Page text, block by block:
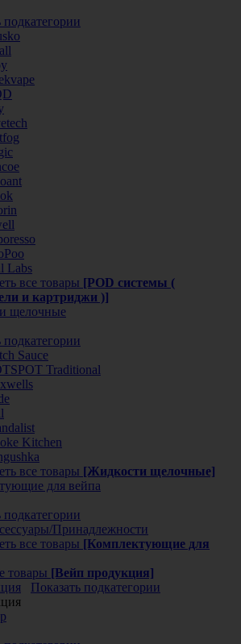
подкатегории
Labs
все товары [POD системы (
и картриджи )]
щелочные
подкатегории
Sauce
Traditional
Kitchen
все товары [Жидкости щелочные]
для вейпа
подкатегории
Принадлежности
все товары [Комплектующие для
товары [Вейп продукция]
Показать подкатегории